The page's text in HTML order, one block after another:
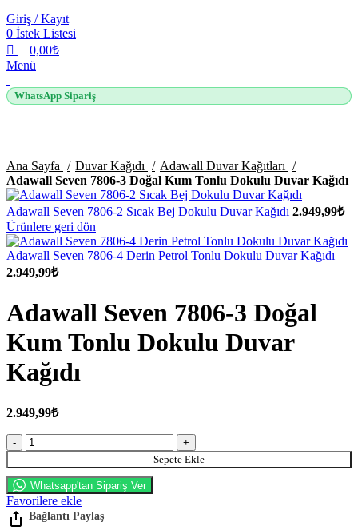
Giriş / Kayıt
0 İstek Listesi
0,00₺
Menü
WhatsApp Sipariş
Ana Sayfa
Duvar Kağıdı
Adawall Duvar Kağıtları
Adawall Seven 7806-3 Doğal Kum Tonlu Dokulu Duvar Kağıdı
Adawall Seven 7806-2 Sıcak Bej Dokulu Duvar Kağıdı 2.949,99₺
Ürünlere geri dön
Adawall Seven 7806-4 Derin Petrol Tonlu Dokulu Duvar Kağıdı
2.949,99₺
Adawall Seven 7806-3 Doğal
Kum Tonlu Dokulu Duvar
Kağıdı
2.949,99₺
Adawall Seven 7806-3 Doğal Kum Tonlu Dokulu Duvar Kağıdı
adet
Sepete Ekle
Whatsapp'tan Sipariş Ver
Favorilere ekle